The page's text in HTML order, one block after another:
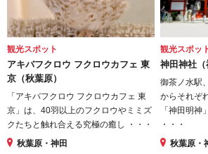
観光スポット
アキバフクロウ フクロウカフェ 東
京（秋葉原）
「アキバフクロウ フクロウカフェ 東
京」は、40羽以上のフクロウやミミズ
クたちと触れ合える究極の癒し ・・・
秋葉原・神田
観光スポッ
神田神社（
御茶ノ水駅
からそれぞ
「神田明
・・・
秋葉原・